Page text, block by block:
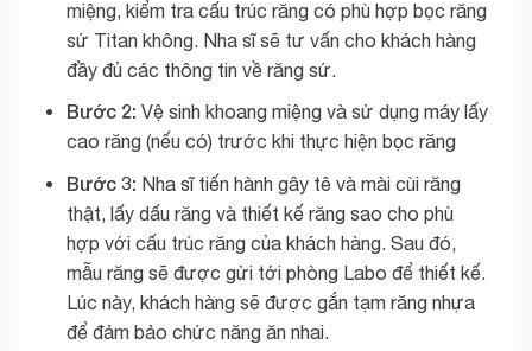
miệng, kiểm tra cấu trúc răng có phù hợp bọc răng
sứ Titan không. Nha sĩ sẽ tư vấn cho khách hàng
đầy đủ các thông tin về răng sứ.
Bước 2: Vệ sinh khoang miệng và sử dụng máy lấy
cao răng (nếu có) trước khi thực hiện bọc răng
Bước 3: Nha sĩ tiến hành gây tê và mài cùi răng
thật, lấy dấu răng và thiết kế răng sao cho phù
hợp với cấu trúc răng của khách hàng. Sau đó,
mẫu răng sẽ được gửi tới phòng Labo để thiết kế.
Lúc này, khách hàng sẽ được gắn tạm răng nhựa
để đảm bảo chức năng ăn nhai.